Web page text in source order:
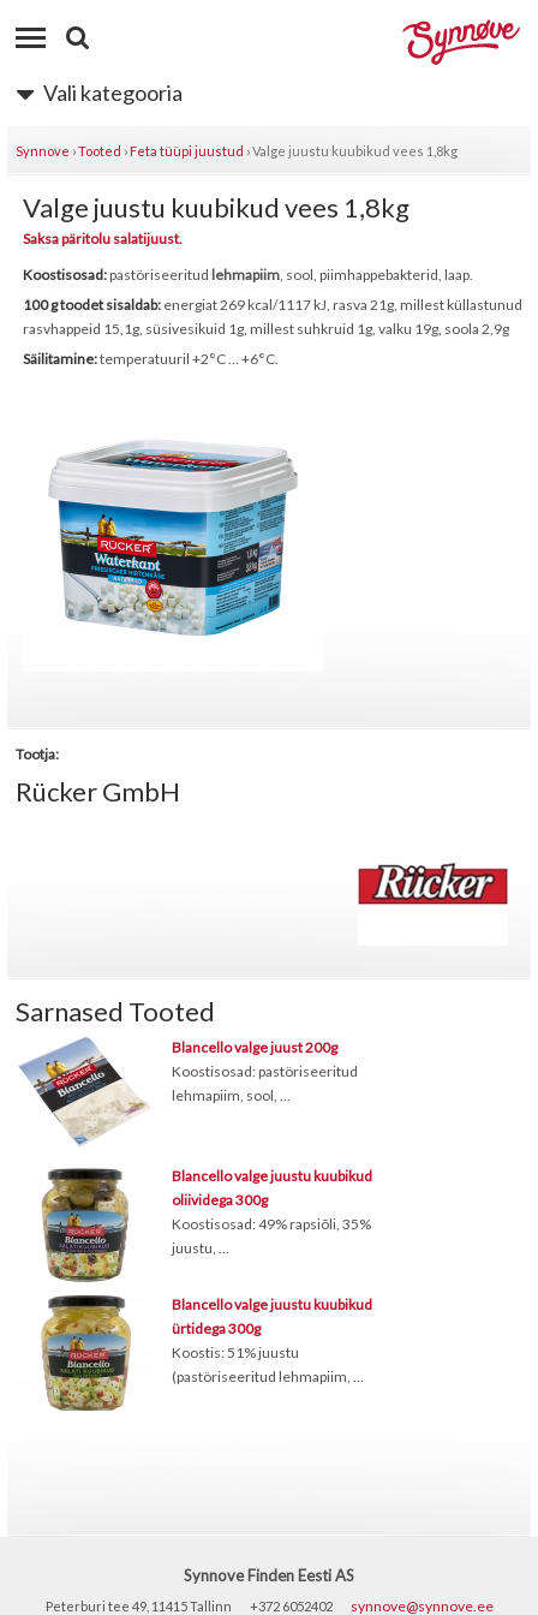
Vali kategooria
Synnove ›Tooted › Feta tüüpi juustud ›Valge juustu kuubikud vees 1,8kg
Valge juustu kuubikud vees 1,8kg
Saksa päritolu salatijuust.
Koostisosad:pastöriseeritud lehmapiim, sool, piimhappebakterid, laap.
100 g toodet sisaldab: energiat 269 kcal/1117 kJ, rasva 21g, millest küllastunud
rasvhappeid 15,1g, süsivesikuid 1g, millest suhkruid 1g, valku 19g, soola 2,9g
Säilitamine:temperatuuril +2°C ... +6°C.
Tootja:
Rücker GmbH
Sarnased Tooted
Blancello valge juust 200g
Koostisosad: pastöriseeritud
lehmapiim, sool, ...
Blancello valge juustu kuubikud
oliividega 300g
Koostisosad: 49% rapsiõli, 35%
juustu, ...
Blancello valge juustu kuubikud
ürtidega 300g
Koostis: 51% juustu
(pastöriseeritud lehmapiim, ...
Synnove Finden Eesti AS
Peterburi tee 49, 11415 Tallinn +372 6052402 synnove@synnove.ee